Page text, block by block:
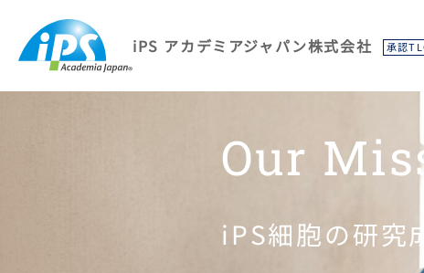
iPS アカデミアジャパン株式会社 承認
Our
iPS細胞の研究